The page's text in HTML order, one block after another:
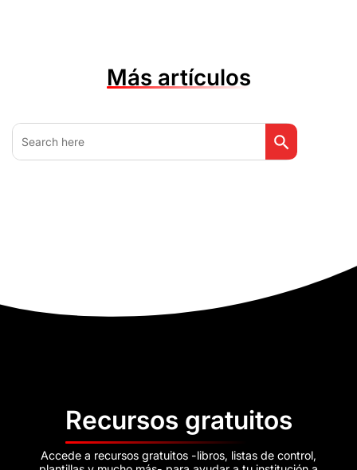
Más artículos
Buscar: Botón de
Recursos gratuitos
Accede a recursos gratuitos -libros, listas de control,